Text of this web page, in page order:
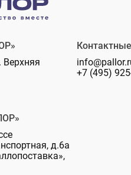
Верхняя
д.6а
+7 (495)